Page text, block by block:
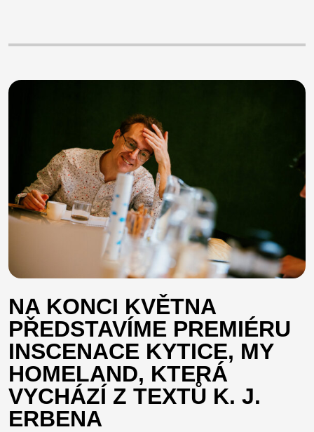
NA KONCI KVĚTNA
PŘEDSTAVÍME PREMIÉRU
INSCENACE KYTICE, MY
HOMELAND, KTERÁ
VYCHÁZÍ Z TEXTŮ K. J.
ERBENA